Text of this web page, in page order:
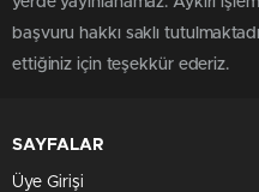
başvuru hakkı saklı
ettiğiniz için teşekkür ederiz.
SAYFALAR
Üye Girişi